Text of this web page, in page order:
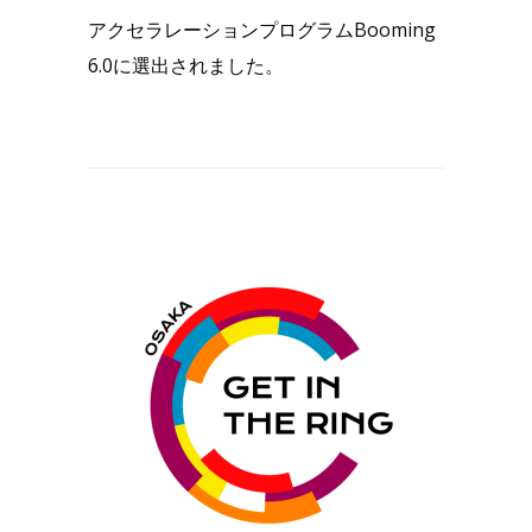
アクセラレーションプログラムBooming
6.0に選出されました。